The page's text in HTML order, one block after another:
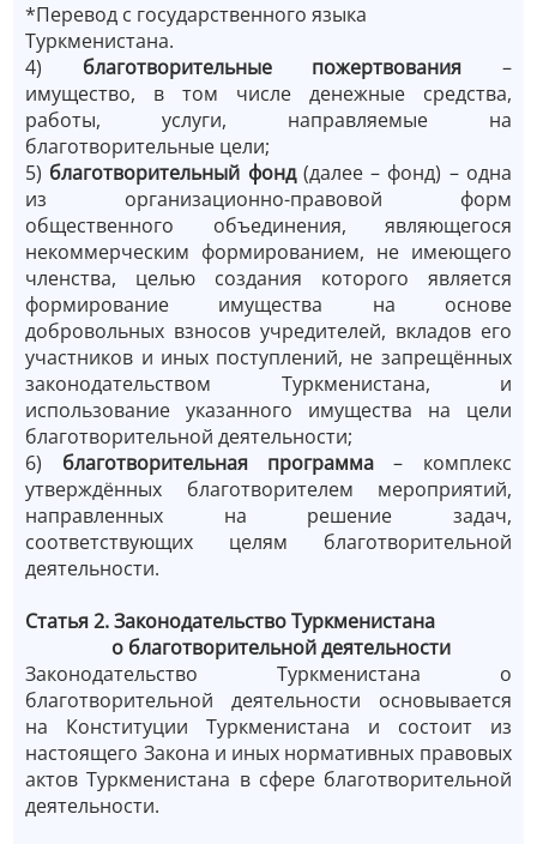
*Перевод с государственного языка
Туркменистана.
4) благотворительные пожертвования –
имущество, в том числе денежные средства,
работы, услуги, направляемые на
благотворительные цели;
5) благотворительный фонд (далее – фонд) – одна
из организационно-правовой форм
общественного объединения, являющегося
некоммерческим формированием, не имеющего
членства, целью создания которого является
формирование имущества на основе
добровольных взносов учредителей, вкладов его
участников и иных поступлений, не запрещённых
законодательством Туркменистана, и
использование указанного имущества на цели
благотворительной деятельности;
6) благотворительная программа – комплекс
утверждённых благотворителем мероприятий,
направленных на решение задач,
соответствующих целям благотворительной
деятельности.
Статья 2. Законодательство Туркменистана
о благотворительной деятельности
Законодательство Туркменистана о
благотворительной деятельности основывается
на Конституции Туркменистана и состоит из
настоящего Закона и иных нормативных правовых
актов Туркменистана в сфере благотворительной
деятельности.